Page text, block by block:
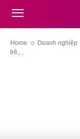
Home Doanh nghiệp
trê,...